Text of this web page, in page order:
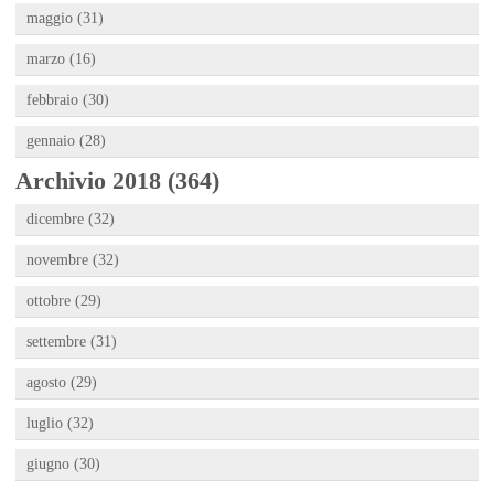
maggio (31)
marzo (16)
febbraio (30)
gennaio (28)
Archivio 2018 (364)
dicembre (32)
novembre (32)
ottobre (29)
settembre (31)
agosto (29)
luglio (32)
giugno (30)